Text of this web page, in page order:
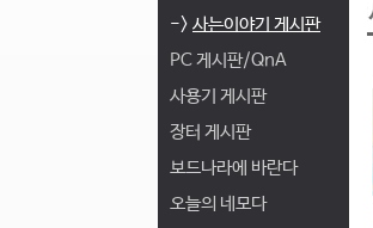
-> 사는이야기 게시판
PC 게시판/QnA
사용기 게시판
장터 게시판
보드나라에 바란다
오늘의 네모다